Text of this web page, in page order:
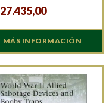
27.435,00
MÁS INFORMACIÓN